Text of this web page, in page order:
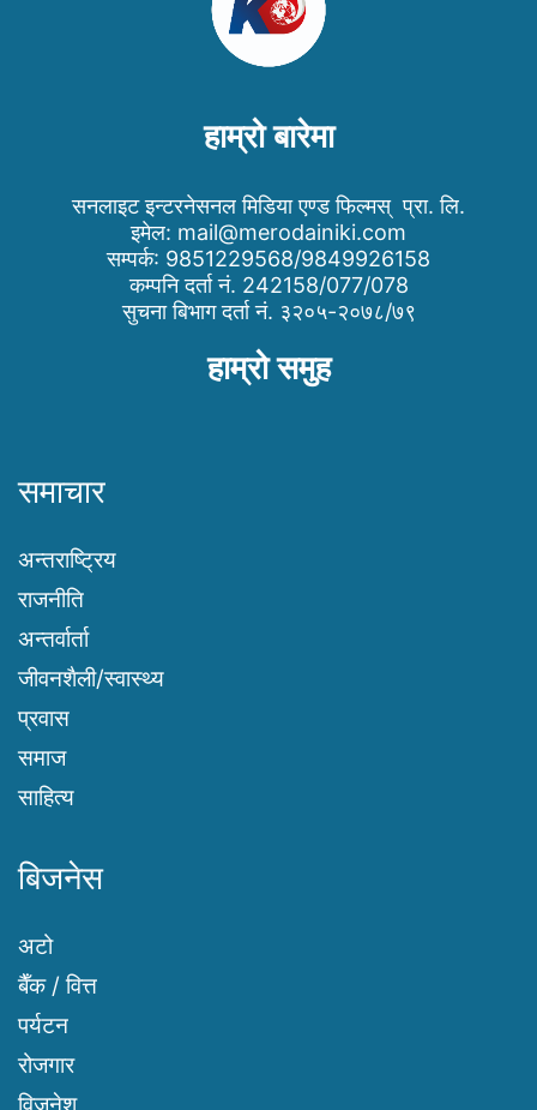
हाम्रो बारेमा
सनलाइट इन्टरनेसनल मिडिया एण्ड फिल्मस् प्रा. लि.
इमेल: mail@merodainiki.com
सम्पर्क: 9851229568/9849926158
कम्पनि दर्ता नं. 242158/077/078
सुचना बिभाग दर्ता नं. ३२०५-२०७८/७९
हाम्रो समुह
समाचार
अन्तराष्ट्रिय
राजनीति
अन्तर्वार्ता
जीवनशैली/स्वास्थ्य
प्रवास
समाज
साहित्य
बिजनेस
अटो
बैँक / वित्त
पर्यटन
रोजगार
विजनेश